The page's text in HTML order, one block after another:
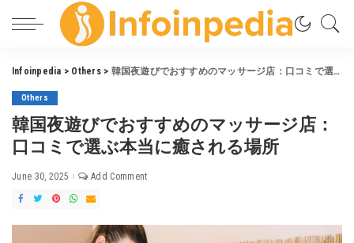
Infoinpedia > Others> 韓国夜遊びでおすすめのマッサージ店：口コミで選ぶ本当に癒される場所
Others
韓国夜遊びでおすすめのマッサージ店：
口コミで選ぶ本当に癒される場所
June 30, 2025 Add Comment